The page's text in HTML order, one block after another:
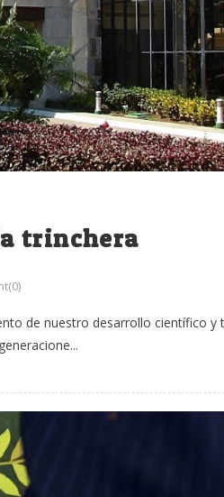
trinchera
de nuestro desarrollo científico y